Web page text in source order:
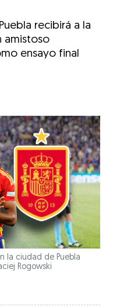
recibirá a la
amistoso
ensayo final
EmailFacebook
mediante Twitter
actual mediante LinkedIn
actual mediante
la ciudad de Puebla
Rogowski